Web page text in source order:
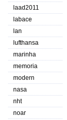
laad2011
labace
lan
lufthansa
marinha
memoria
modern
nasa
nht
noar